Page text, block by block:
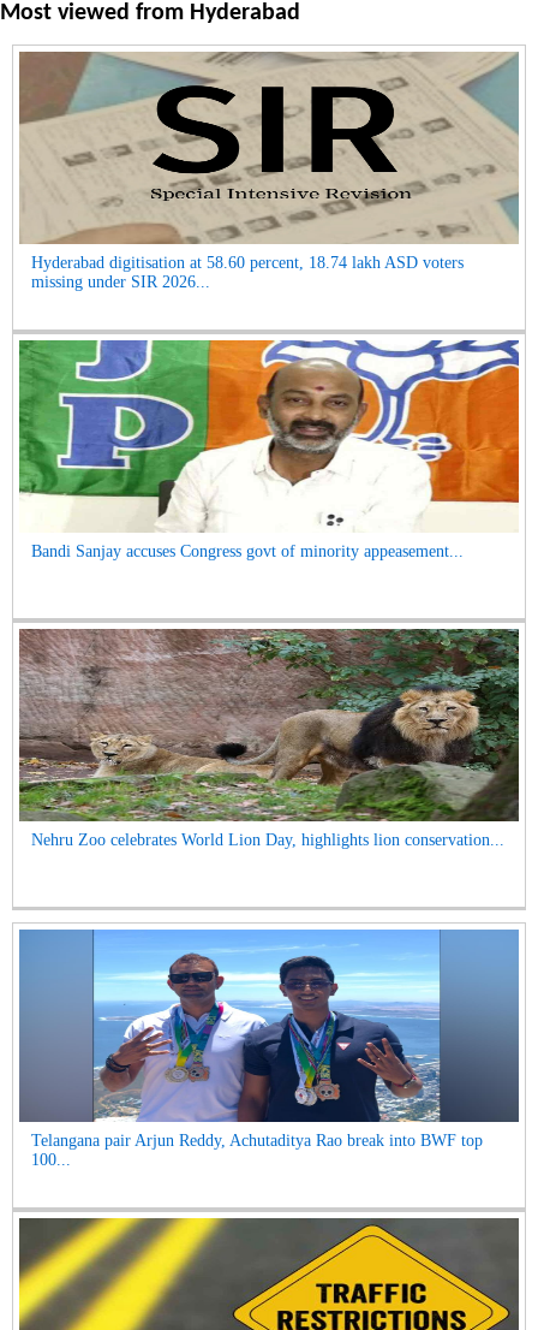
Most viewed from Hyderabad
Hyderabad digitisation at 58.60 percent, 18.74 lakh ASD voters
missing under SIR 2026...
Bandi Sanjay accuses Congress govt of minority appeasement...
Nehru Zoo celebrates World Lion Day, highlights lion conservation...
Telangana pair Arjun Reddy, Achutaditya Rao break into BWF top
100...